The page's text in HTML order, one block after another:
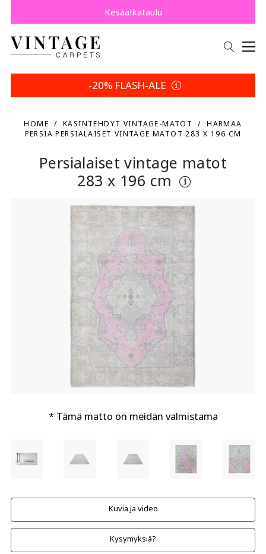
Säästä 5 % | Palautusehtosi
Osta nyt, maksa myöhemmin Klarnalla.
Kesäaikataulu
-20% FLASH-ALE
HOME KÄSINTEHDYT VINTAGE-MATOT
HARMAA
PERSIA PERSIALAISET VINTAGE MATOT 283 X 196 CM
Persialaiset vintage matot
283 x 196 cm
* Tämä matto on meidän valmistama
Kuvia ja video
Kysymyksiä?